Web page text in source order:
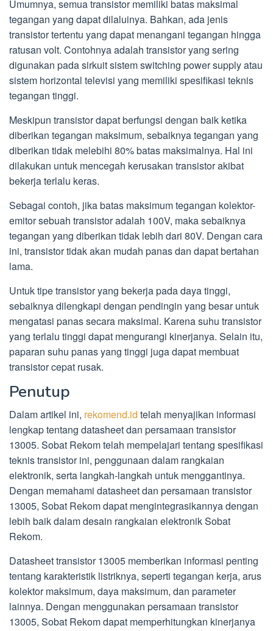
Umumnya, semua transistor memiliki batas maksimal
tegangan yang dapat dilaluinya. Bahkan, ada jenis
transistor tertentu yang dapat menangani tegangan hingga
ratusan volt. Contohnya adalah transistor yang sering
digunakan pada sirkuit sistem switching power supply atau
sistem horizontal televisi yang memiliki spesifikasi teknis
tegangan tinggi.
Meskipun transistor dapat berfungsi dengan baik ketika
diberikan tegangan maksimum, sebaiknya tegangan yang
diberikan tidak melebihi 80% batas maksimalnya. Hal ini
dilakukan untuk mencegah kerusakan transistor akibat
bekerja terlalu keras.
Sebagai contoh, jika batas maksimum tegangan kolektor-
emitor sebuah transistor adalah 100V, maka sebaiknya
tegangan yang diberikan tidak lebih dari 80V. Dengan cara
ini, transistor tidak akan mudah panas dan dapat bertahan
lama.
Untuk tipe transistor yang bekerja pada daya tinggi,
sebaiknya dilengkapi dengan pendingin yang besar untuk
mengatasi panas secara maksimal. Karena suhu transistor
yang terlalu tinggi dapat mengurangi kinerjanya. Selain itu,
paparan suhu panas yang tinggi juga dapat membuat
transistor cepat rusak.
Penutup
Dalam artikel ini, rekomend.id telah menyajikan informasi
lengkap tentang datasheet dan persamaan transistor
13005. Sobat Rekom telah mempelajari tentang spesifikasi
teknis transistor ini, penggunaan dalam rangkaian
elektronik, serta langkah-langkah untuk menggantinya.
Dengan memahami datasheet dan persamaan transistor
13005, Sobat Rekom dapat mengintegrasikannya dengan
lebih baik dalam desain rangkaian elektronik Sobat
Rekom.
Datasheet transistor 13005 memberikan informasi penting
tentang karakteristik listriknya, seperti tegangan kerja, arus
kolektor maksimum, daya maksimum, dan parameter
lainnya. Dengan menggunakan persamaan transistor
13005, Sobat Rekom dapat memperhitungkan kinerjanya